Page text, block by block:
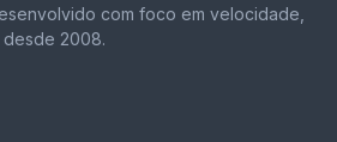
com foco em velocidade,
2008.